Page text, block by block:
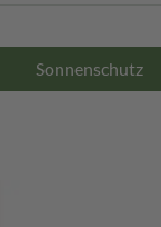
Sonnenschutz